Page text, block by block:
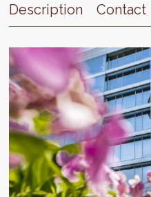
Description Contact